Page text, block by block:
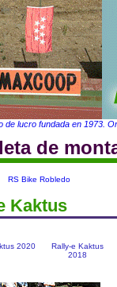
de lucro fundada en 1973.
de
RS Bike Robledo
Kaktus
2020
Rally-e Kaktus
2018